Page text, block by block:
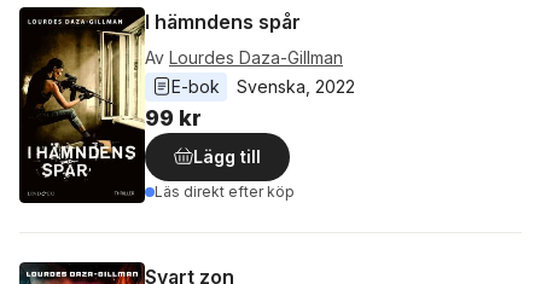
I hämndens spår
Av Lourdes Daza-Gillman
E-bok
Svenska 2022
99 kr
Lägg till
Läs direkt efter köp
Svart zon